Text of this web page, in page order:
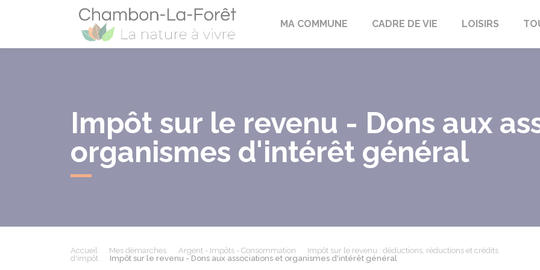
Chambon-la-Fôret
MA COMMUNE CADRE DE VIE LOISIRS
Impôt sur le revenu - Dons aux
organismes d'intérêt général
Accueil Mes démarches Argent - Impôts - Consommation
Impôt sur le revenu : déductions, réductions et crédits
d'impôt
Impôt sur le revenu - Dons aux associations et organismes d'intérêt général